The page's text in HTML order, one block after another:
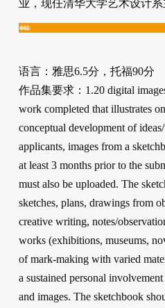
业，现任清华大学艺术设计系
语言：雅思6.5分，托福90分
作品集要求：1.20 digital
work completed that illustrates
conceptual development of
applicants, images from a
at least 3 months prior to the
must also be uploaded. The
sketches, plans, drawings from
creative writing, notes/
works (exhibitions, museums,
of mark-making with varied
a sustained personal
and images. The sketchbook